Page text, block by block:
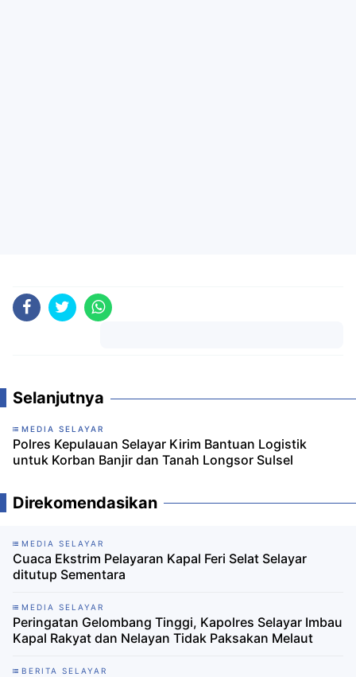
Selanjutnya
MEDIA SELAYAR
Polres Kepulauan Selayar Kirim Bantuan Logistik
untuk Korban Banjir dan Tanah Longsor Sulsel
Direkomendasikan
MEDIA SELAYAR
Cuaca Ekstrim Pelayaran Kapal Feri Selat Selayar
ditutup Sementara
MEDIA SELAYAR
Peringatan Gelombang Tinggi, Kapolres Selayar Imbau
Kapal Rakyat dan Nelayan Tidak Paksakan Melaut
BERITA SELAYAR